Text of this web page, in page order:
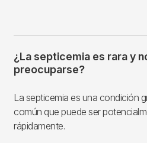
¿La septicemia es rara y
preocuparse?
La septicemia es una condición
común que puede ser
rápidamente.